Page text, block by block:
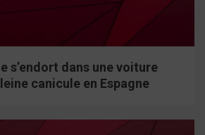
s’endort dans une voiture
canicule en Espagne